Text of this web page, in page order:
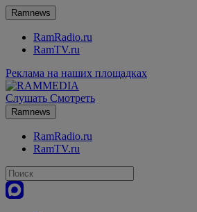
Ramnews
RamRadio.ru
RamTV.ru
Реклама на наших площадках
Слушать Смотреть
Ramnews
RamRadio.ru
RamTV.ru